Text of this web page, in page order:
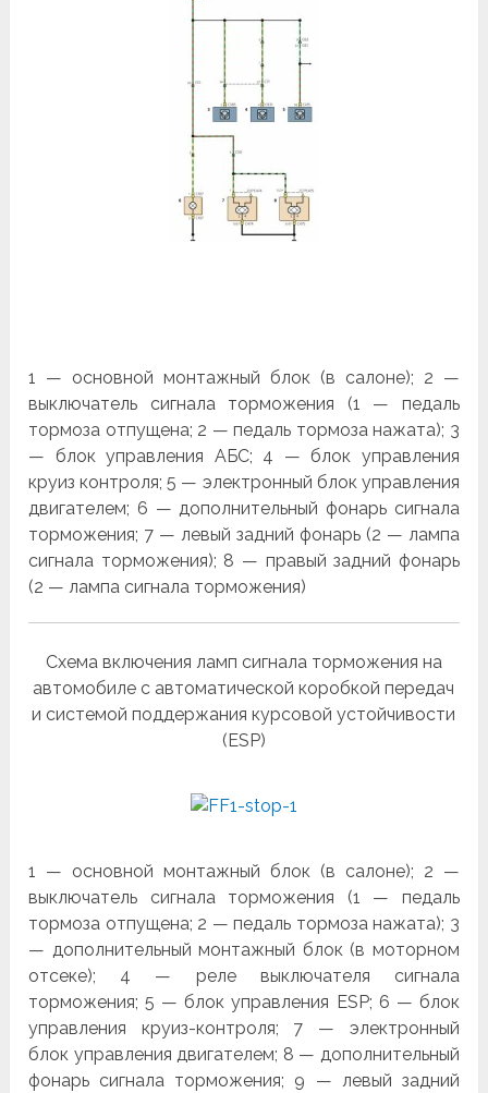
1 — основной монтажный блок (в салоне); 2 —
выключатель сигнала торможения (1 — педаль
тормоза отпущена; 2 — педаль тормоза нажата); 3
— блок управления АБС; 4 — блок управления
круиз контроля; 5 — электронный блок управления
двигателем; 6 — дополни­тельный фонарь сигнала
торможения; 7 — левый задний фонарь (2 — лампа
сигнала торможения); 8 — правый задний фонарь
(2 — лампа сигнала торможения)
Схема включения ламп сигнала торможения на
автомобиле с автоматической коробкой передач
и системой поддержания курсовой устойчивости
(ESP)
1 — основной монтажный блок (в салоне); 2 —
выключатель сигнала торможения (1 — педаль
тормоза отпущена; 2 — педаль тормоза нажата); 3
— дополнительный монтажный блок (в моторном
отсеке); 4 — реле выключателя сигнала
торможения; 5 — блок управления ESP; 6 — блок
управления круиз-контроля; 7 — электронный
блок управления двигателем; 8 — дополнительный
фонарь сигнала торможения; 9 — левый задний